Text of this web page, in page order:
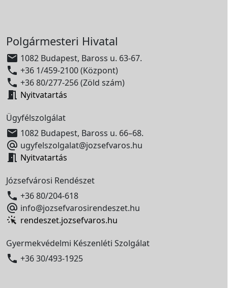
Polgármesteri Hivatal
 1082 Budapest, Baross u. 63-67.
 +36 1/459-2100 (Központ)
 +36 80/277-256 (Zöld szám)
 Nyitvatartás
Ügyfélszolgálat
 1082 Budapest, Baross u. 66–68.
 ugyfelszolgalat@jozsefvaros.hu
 Nyitvatartás
Józsefvárosi Rendészet
 +36 80/204-618
 info@jozsefvarosirendeszet.hu
rendeszet.jozsefvaros.hu
Gyermekvédelmi Készenléti Szolgálat
 +36 30/493-1925